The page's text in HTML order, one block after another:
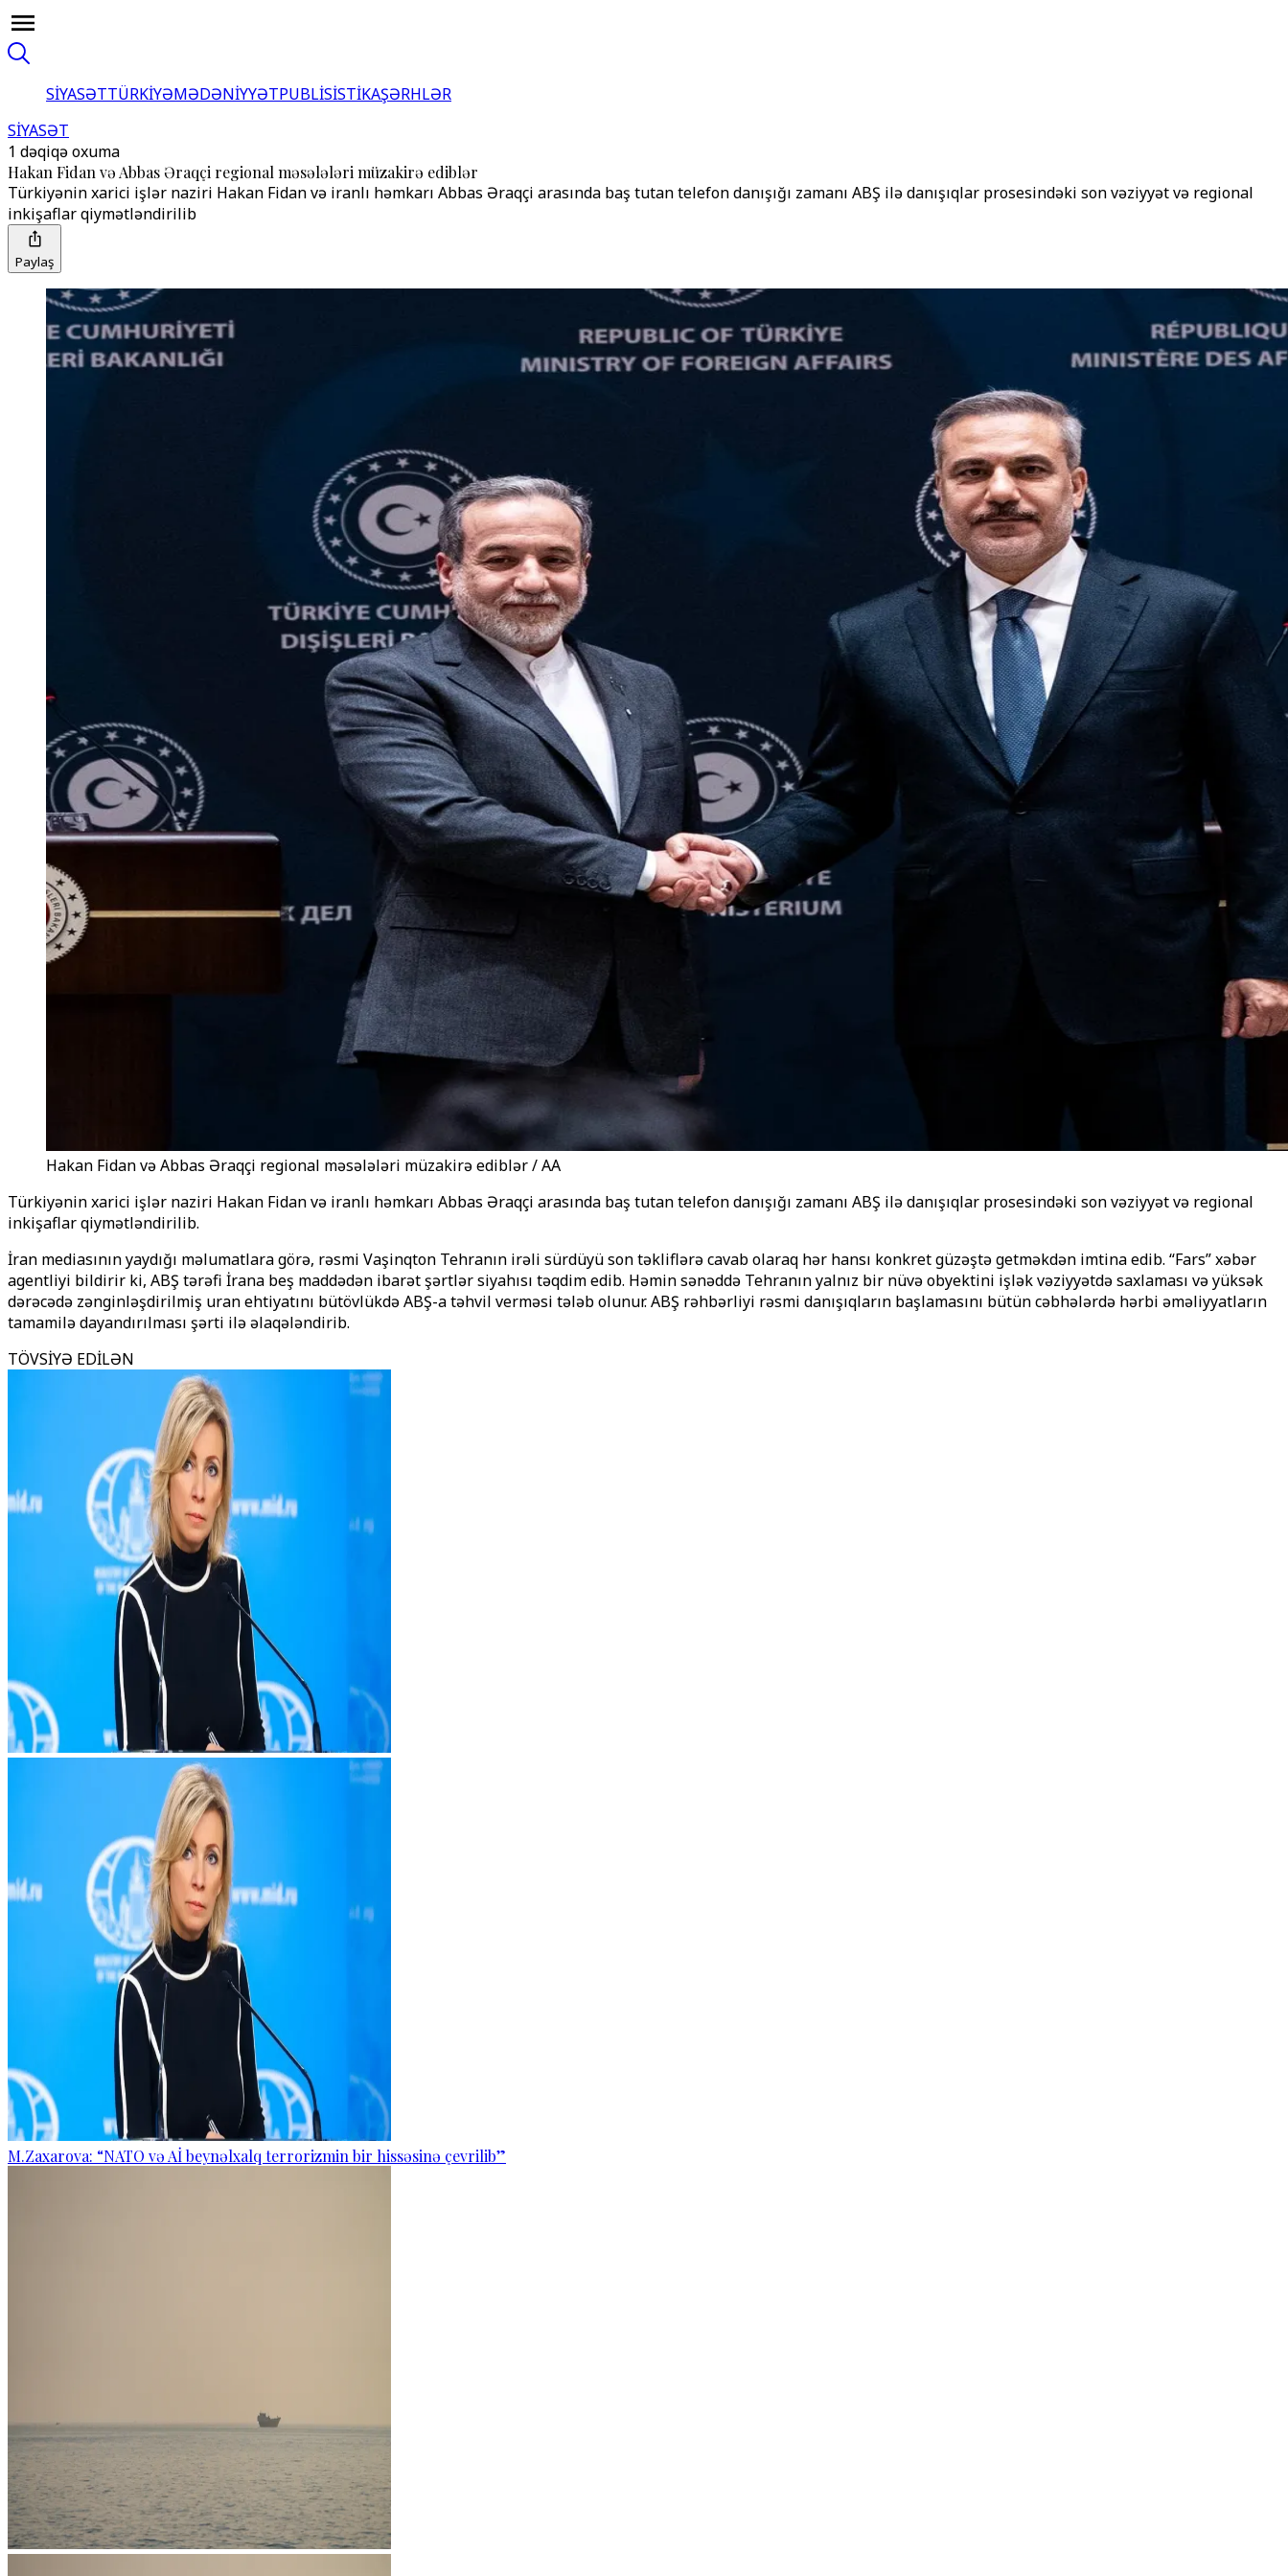
SİYASƏTTÜRKİYƏMƏDƏNİYYƏTPUBLİSİSTİKAŞƏRHLƏR
SİYASƏT
1 dəqiqə oxuma
Hakan Fidan və Abbas Əraqçi regional məsələləri müzakirə ediblər
Türkiyənin xarici işlər naziri Hakan Fidan və iranlı həmkarı Abbas Əraqçi arasında baş tutan telefon danışığı zamanı ABŞ ilə danışıqlar prosesindəki son vəziyyət və regional
inkişaflar qiymətləndirilib
Paylaş
Hakan Fidan və Abbas Əraqçi regional məsələləri müzakirə ediblər / AA
Türkiyənin xarici işlər naziri Hakan Fidan və iranlı həmkarı Abbas Əraqçi arasında baş tutan telefon danışığı zamanı ABŞ ilə danışıqlar prosesindəki son vəziyyət və regional
inkişaflar qiymətləndirilib.
İran mediasının yaydığı məlumatlara görə, rəsmi Vaşinqton Tehranın irəli sürdüyü son təkliflərə cavab olaraq hər hansı konkret güzəştə getməkdən imtina edib. “Fars” xəbər
agentliyi bildirir ki, ABŞ tərəfi İrana beş maddədən ibarət şərtlər siyahısı təqdim edib. Həmin sənəddə Tehranın yalnız bir nüvə obyektini işlək vəziyyətdə saxlaması və yüksək
dərəcədə zənginləşdirilmiş uran ehtiyatını bütövlükdə ABŞ-a təhvil verməsi tələb olunur. ABŞ rəhbərliyi rəsmi danışıqların başlamasını bütün cəbhələrdə hərbi əməliyyatların
tamamilə dayandırılması şərti ilə əlaqələndirib.
TÖVSİYƏ EDİLƏN
M.Zaxarova: “NATO və Aİ beynəlxalq terrorizmin bir hissəsinə çevrilib”